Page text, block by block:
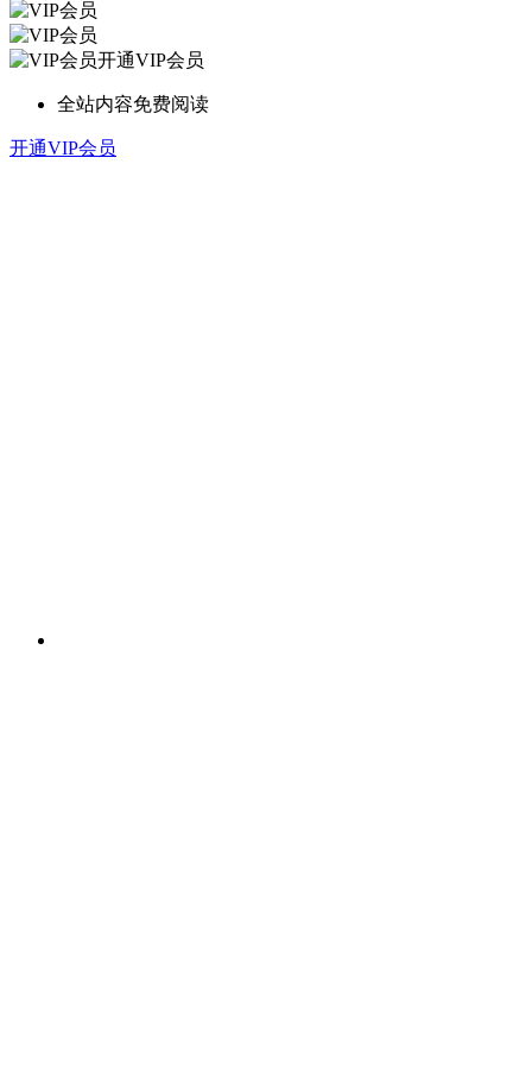
开通VIP会员
全站内容免费阅读
开通VIP会员